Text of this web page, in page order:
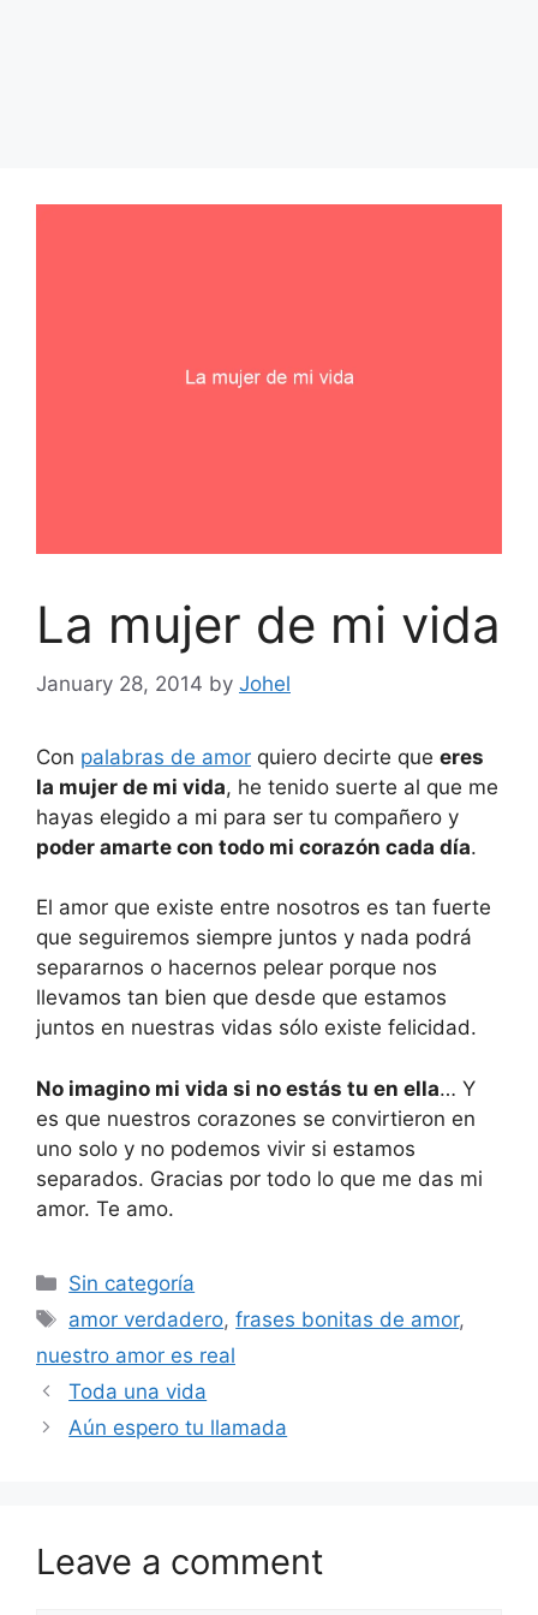
La mujer de mi vida
January 28, 2014 by Johel
Con palabras de amor quiero decirte que eres
la mujer de mi vida, he tenido suerte al que me
hayas elegido a mi para ser tu compañero y
poder amarte con todo mi corazón cada día.
El amor que existe entre nosotros es tan fuerte
que seguiremos siempre juntos y nada podrá
separarnos o hacernos pelear porque nos
llevamos tan bien que desde que estamos
juntos en nuestras vidas sólo existe felicidad.
No imagino mi vida si no estás tu en ella… Y
es que nuestros corazones se convirtieron en
uno solo y no podemos vivir si estamos
separados. Gracias por todo lo que me das mi
amor. Te amo.
Categories
Sin categoría
Tags
amor verdadero,frases bonitas de amor,
nuestro amor es real
Toda una vida
Aún espero tu llamada
Leave a comment